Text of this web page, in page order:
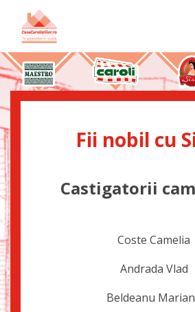
Fii nobil cu
Castigatorii
Coste Camelia
Andrada Vlad
Beldeanu